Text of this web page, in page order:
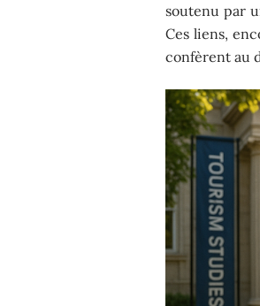
soutenu par
Ces liens,
confèrent au